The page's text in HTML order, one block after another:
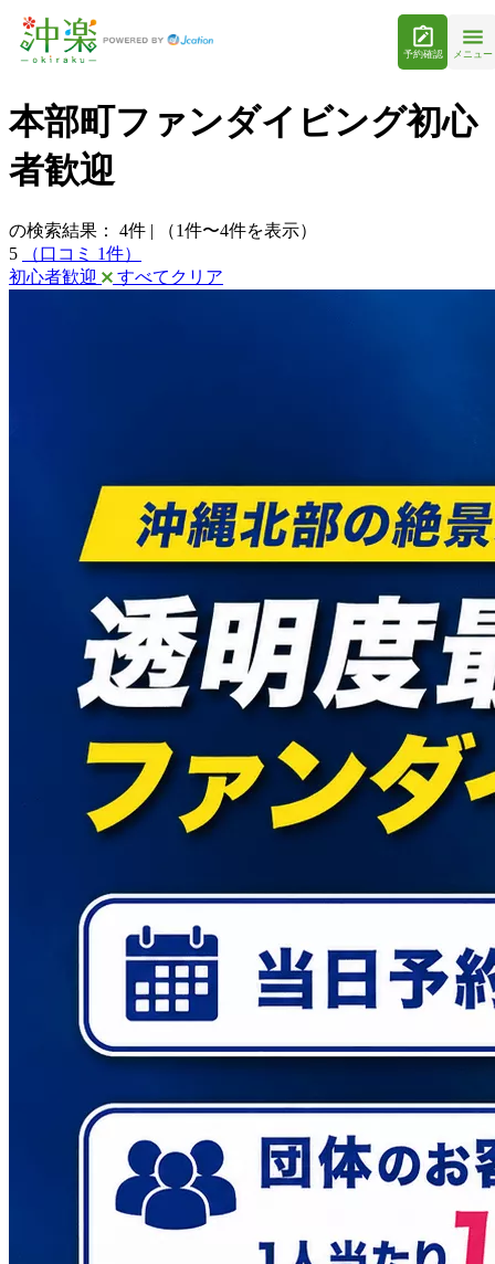
予約確認 メニュー
本部町ファンダイビング初心
者歓迎
の検索結果： 4件 |
（1件〜4件を表示）
5
（口コミ 1件）
初心者歓迎
すべてクリア